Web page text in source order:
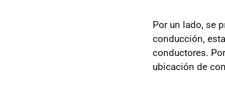
Por un lado, se
conducción,
conductores.
ubicación de